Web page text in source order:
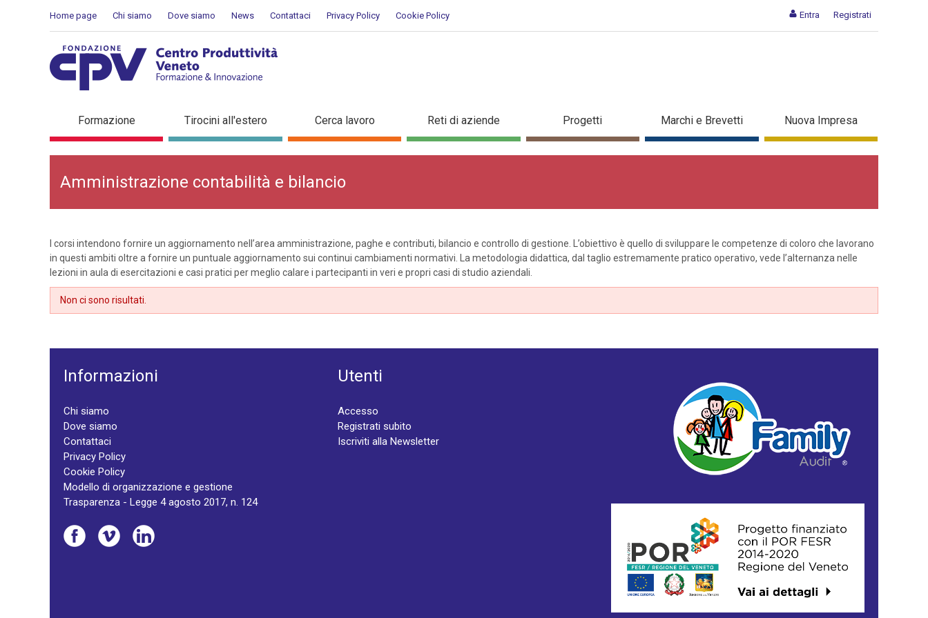
Entra Registrati
Home page Chi siamo Dove siamo News Contattaci Privacy Policy Cookie Policy
Amministrazione, contabilità e bilancio
Formazione Tirocini all'estero Cerca lavoro Reti di aziende Progetti Marchi e Brevetti Nuova Impresa
Amministrazione contabilità e bilancio
I corsi intendono fornire un aggiornamento nell’area amministrazione, paghe e contributi, bilancio e controllo di gestione. L’obiettivo è quello di sviluppare le competenze di coloro che lavorano
in questi ambiti oltre a fornire un puntuale aggiornamento sui continui cambiamenti normativi. La metodologia didattica, dal taglio estremamente pratico operativo, vede l’alternanza nelle
lezioni in aula di esercitazioni e casi pratici per meglio calare i partecipanti in veri e propri casi di studio aziendali.
Non ci sono risultati.
Informazioni
Chi siamo
Dove siamo
Contattaci
Privacy Policy
Cookie Policy
Modello di organizzazione e gestione
Trasparenza - Legge 4 agosto 2017, n. 124
Utenti
Accesso
Registrati subito
Iscriviti alla Newsletter